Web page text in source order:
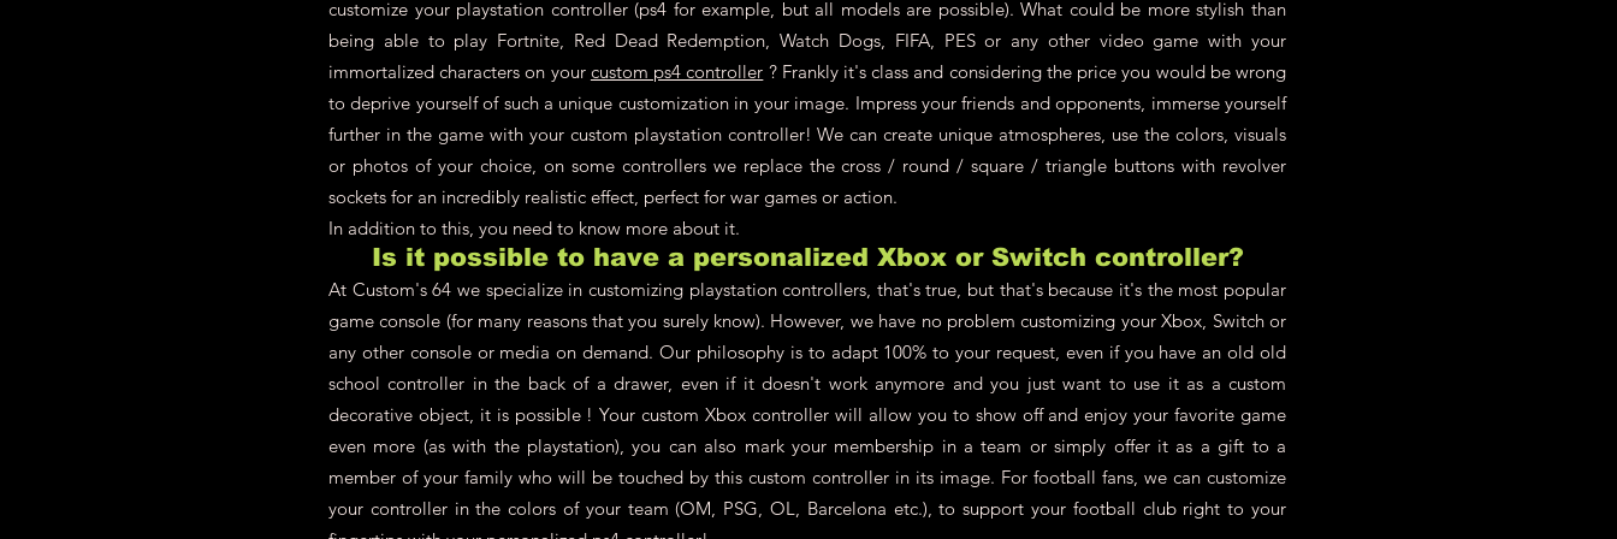
customize your playstation controller (ps4 for example, but all models are possible). What could be more stylish than
being able to play Fortnite, Red Dead Redemption, Watch Dogs, FIFA, PES or any other video game with your
immortalized characters on your custom ps4 controller ? Frankly it's class and considering the price you would be wrong
to deprive yourself of such a unique customization in your image. Impress your friends and opponents, immerse yourself
further in the game with your custom playstation controller! We can create unique atmospheres, use the colors, visuals
or photos of your choice, on some controllers we replace the cross / round / square / triangle buttons with revolver
sockets for an incredibly realistic effect, perfect for war games or action.
In addition to this, you need to know more about it.
Is it possible to have a personalized Xbox or Switch controller?
At Custom's 64 we specialize in customizing playstation controllers, that's true, but that's because it's the most popular
game console (for many reasons that you surely know). However, we have no problem customizing your Xbox, Switch or
any other console or media on demand. Our philosophy is to adapt 100% to your request, even if you have an old old
school controller in the back of a drawer, even if it doesn't work anymore and you just want to use it as a custom
decorative object, it is possible ! Your custom Xbox controller will allow you to show off and enjoy your favorite game
even more (as with the playstation), you can also mark your membership in a team or simply offer it as a gift to a
member of your family who will be touched by this custom controller in its image. For football fans, we can customize
your controller in the colors of your team (OM, PSG, OL, Barcelona etc.), to support your football club right to your